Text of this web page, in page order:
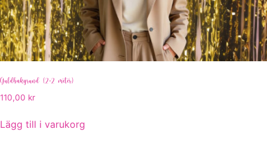
Guldbakgrund (2×2 meter)
110,00 kr
Lägg till i varukorg